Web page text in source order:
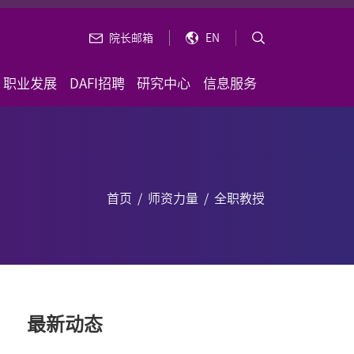
院长邮箱 EN
职业发展 DAFI招聘 研究中心 信息服务
首页 / 师资力量 / 全职教授
最新动态